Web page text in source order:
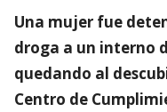
Una mujer fue
droga a un interno
quedando al
Centro de